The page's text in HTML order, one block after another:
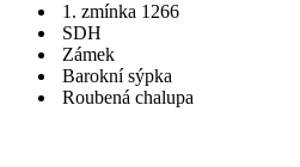
1. zmínka 1266
SDH
Zámek
Barokní sýpka
Roubená chalupa